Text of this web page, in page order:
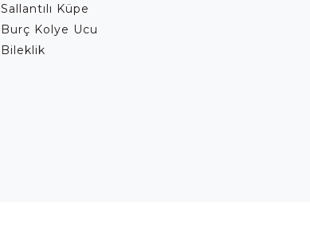
Sallantılı Küpe
Burç Kolye Ucu
Bileklik